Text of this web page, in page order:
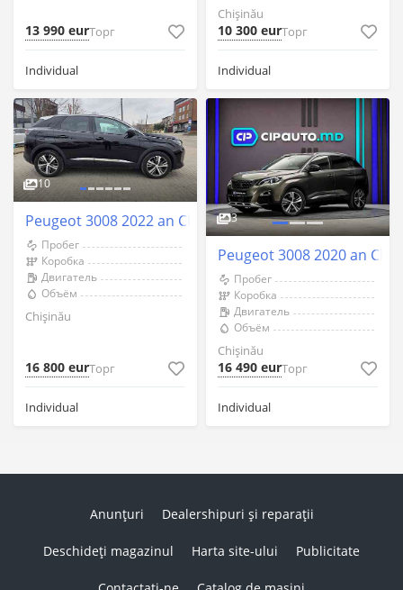
13 990 eurТорг
Individual
Chişinău
10 300 eurТорг
Individual
10
Peugeot 3008 2022 an Chişinău
Пробег
Коробка
Двигатель
Объём
Chişinău
16 800 eurТорг
Individual
3
Peugeot 3008 2020 an
Пробег
Коробка
Двигатель
Объём
Chişinău
16 490 eurТорг
Individual
Anunțuri Dealershipuri și reparații
Deschideți magazinul Harta site-ului Publicitate